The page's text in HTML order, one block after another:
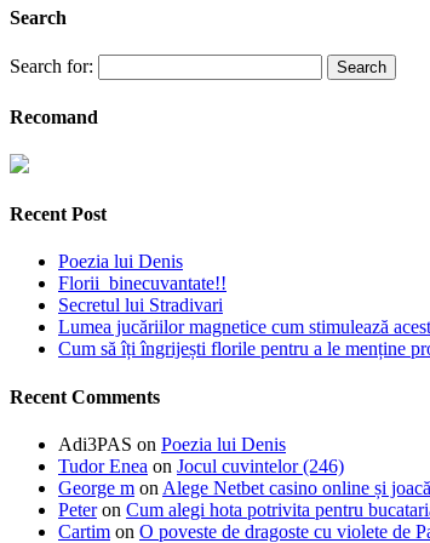
Search
Search for:
Recomand
Recent Post
Poezia lui Denis
Florii binecuvantate!!
Secretul lui Stradivari
Lumea jucăriilor magnetice cum stimulează
Cum să îți îngrijești florile pentru a le menține
Recent Comments
Adi3PAS on Poezia lui Denis
Tudor Enea on Jocul cuvintelor (246)
George m on Alege Netbet casino online și
Peteron Cum alegi hota potrivita pentru
Cartim on O poveste de dragoste cu violete de